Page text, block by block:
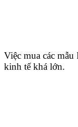
Việc mua các
kinh tế khá lớn.